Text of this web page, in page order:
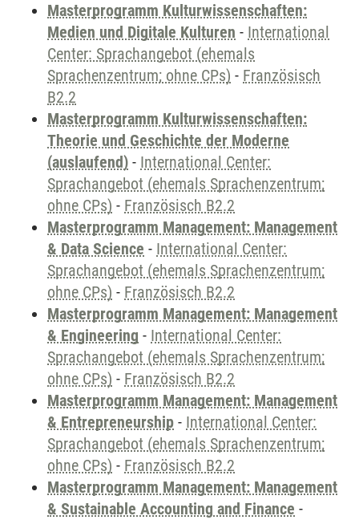
Masterprogramm Kulturwissenschaften:
Medien und Digitale Kulturen - International
Center: Sprachangebot (ehemals
Sprachenzentrum; ohne CPs) - Französisch
B2.2
Masterprogramm Kulturwissenschaften:
Theorie und Geschichte der Moderne
(auslaufend) - International Center:
Sprachangebot (ehemals Sprachenzentrum;
ohne CPs) - Französisch B2.2
Masterprogramm Management: Management
& Data Science - International Center:
Sprachangebot (ehemals Sprachenzentrum;
ohne CPs) - Französisch B2.2
Masterprogramm Management: Management
& Engineering - International Center:
Sprachangebot (ehemals Sprachenzentrum;
ohne CPs) - Französisch B2.2
Masterprogramm Management: Management
& Entrepreneurship - International Center:
Sprachangebot (ehemals Sprachenzentrum;
ohne CPs) - Französisch B2.2
Masterprogramm Management: Management
& Sustainable Accounting and Finance -